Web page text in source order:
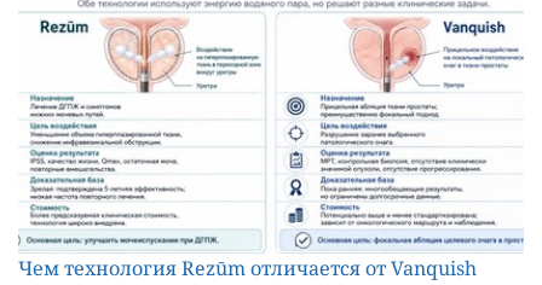
Чем технология Rezūm отличается от Vanquish